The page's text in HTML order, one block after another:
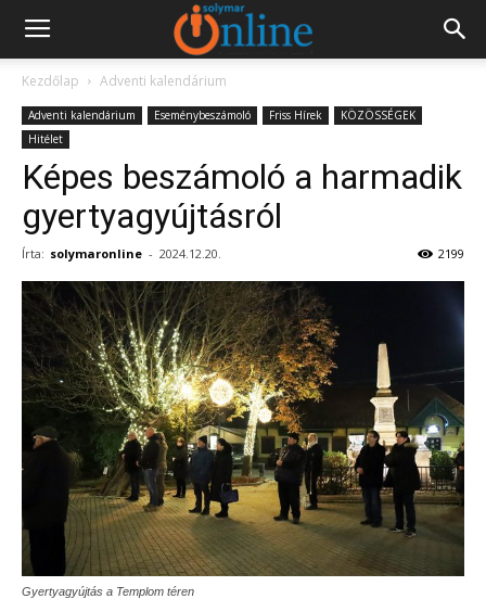
Kezdőlap Adventi kalendárium
Adventi kalendárium Eseménybeszámoló Friss Hírek
KÖZÖSSÉGEK
Hitélet
Képes beszámoló a harmadik
gyertyagyújtásról
Írta: solymaronline - 2024.12.20. 2199
Gyertyagyújtás a Templom téren